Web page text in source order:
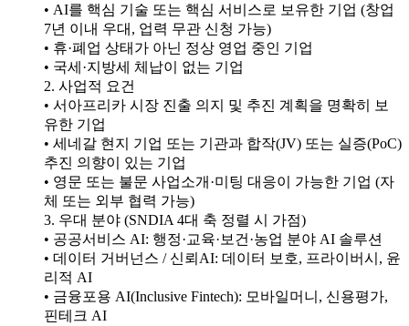
• AI를 핵심 기술 또는 핵심 서비스로 보유한 기업 (창업
7년 이내 우대, 업력 무관 신청 가능)
• 휴·폐업 상태가 아닌 정상 영업 중인 기업
• 국세·지방세 체납이 없는 기업
2. 사업적 요건
• 서아프리카 시장 진출 의지 및 추진 계획을 명확히 보
유한 기업
• 세네갈 현지 기업 또는 기관과 합작(JV) 또는 실증(PoC)
추진 의향이 있는 기업
• 영문 또는 불문 사업소개·미팅 대응이 가능한 기업 (자
체 또는 외부 협력 가능)
3. 우대 분야 (SNDIA 4대 축 정렬 시 가점)
• 공공서비스 AI: 행정·교육·보건·농업 분야 AI 솔루션
• 데이터 거버넌스 / 신뢰AI: 데이터 보호, 프라이버시, 윤
리적 AI
• 금융포용 AI(Inclusive Fintech): 모바일머니, 신용평가,
핀테크 AI